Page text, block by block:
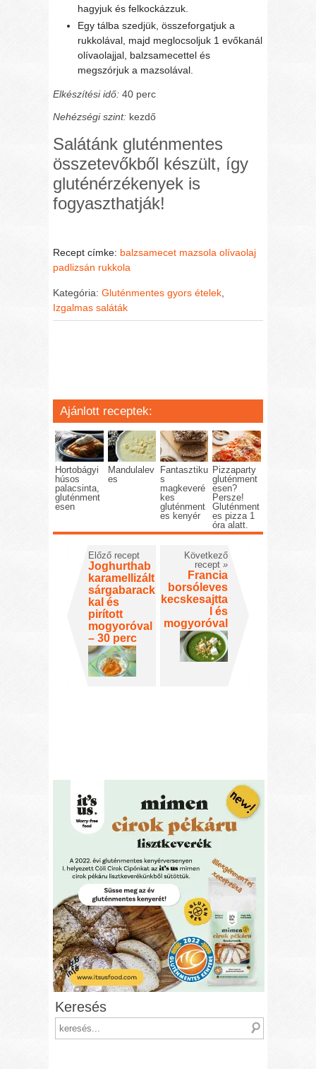
hagyjuk és felkockázzuk.
Egy tálba szedjük, összeforgatjuk a
rukkolával, majd meglocsoljuk 1 evőkanál
olívaolajjal, balzsamecettel és
megszórjuk a mazsolával.
Elkészítési idő: 40 perc
Nehézségi szint: kezdő
Salátánk gluténmentes
összetevőkből készült, így
gluténérzékenyek is
fogyaszthatják!
Recept címke: balzsamecet mazsola olívaolaj
padlizsán rukkola
Kategória:Gluténmentes gyors ételek
Izgalmas saláták
Ajánlott receptek:
Hortobágyi
húsos
palacsinta,
gluténment
esen
Mandulalev
es
Fantasztiku
s
magkeveré
kes
gluténment
es kenyér
Pizzaparty
gluténment
esen?
Persze!
Gluténment
es pizza 1
óra alatt.
Előző recept
Joghurthab
karamellizált
sárgabarack
kal és
pirított
mogyoróval
– 30 perc
Következő
recept »
Francia
borsóleves
kecskesajtta
l és
mogyoróval
Keresés